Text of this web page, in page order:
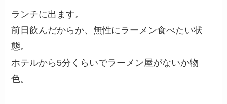
ランチに出ます。
前日飲んだからか、無性にラーメン食べたい状
態。
ホテルから5分くらいでラーメン屋がないか物
色。